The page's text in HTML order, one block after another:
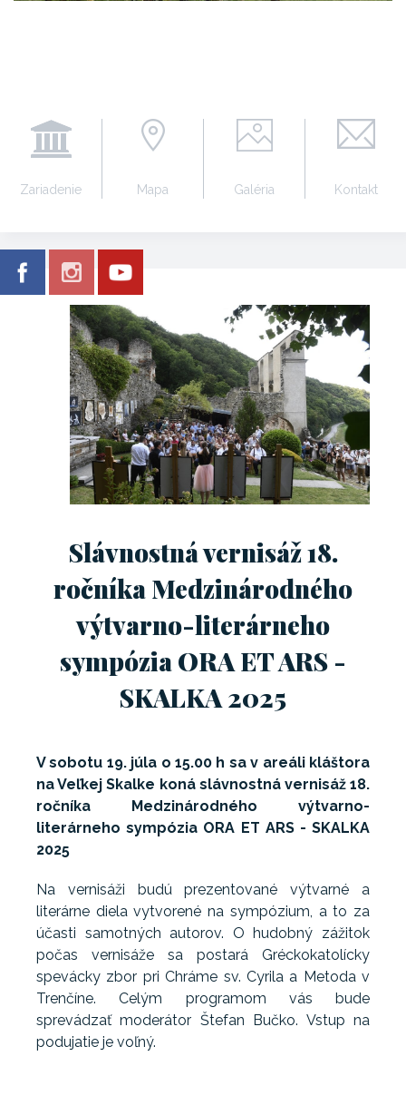
Zariadenie Mapa Galéria Kontakt
Slávnostná vernisáž 18.
ročníka Medzinárodného
výtvarno-literárneho
sympózia ORA ET ARS -
SKALKA 2025
V sobotu 19. júla o 15.00 h sa v areáli kláštora
na Veľkej Skalke koná slávnostná vernisáž 18.
ročníka Medzinárodného výtvarno-
literárneho sympózia ORA ET ARS - SKALKA
2025
Na vernisáži budú prezentované výtvarné a
literárne diela vytvorené na sympózium, a to za
účasti samotných autorov. O hudobný zážitok
počas vernisáže sa postará Gréckokatolícky
spevácky zbor pri Chráme sv. Cyrila a Metoda v
Trenčíne. Celým programom vás bude
sprevádzať moderátor Štefan Bučko. Vstup na
podujatie je voľný.